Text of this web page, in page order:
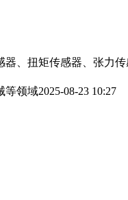
、扭矩传感器、张力
等领域2025-08-23 10:27